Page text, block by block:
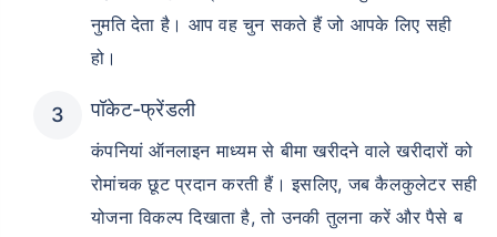
नुमति देता है। आप वह चुन सकते हैं जो आपके लिए सही
हो।
पॉकेट-फ्रेंडली
कंपनियां ऑनलाइन माध्यम से बीमा खरीदने वाले खरीदारों को
रोमांचक छूट प्रदान करती हैं। इसलिए, जब कैलकुलेटर सही
योजना विकल्प दिखाता है, तो उनकी तुलना करें और पैसे ब